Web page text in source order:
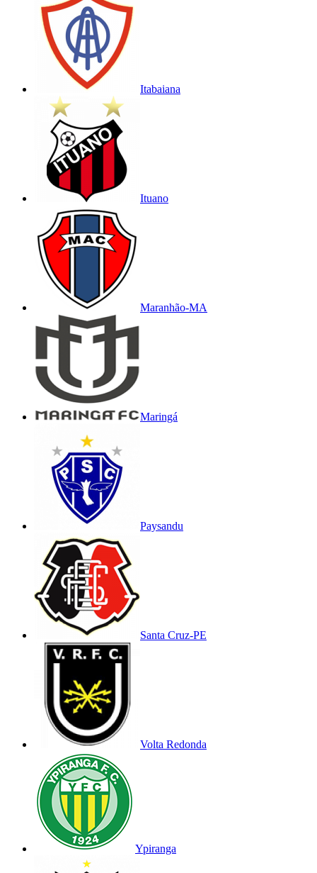
Itabaiana
Ituano
Maranhão-MA
Maringá
Paysandu
Santa Cruz-PE
Volta Redonda
Ypiranga